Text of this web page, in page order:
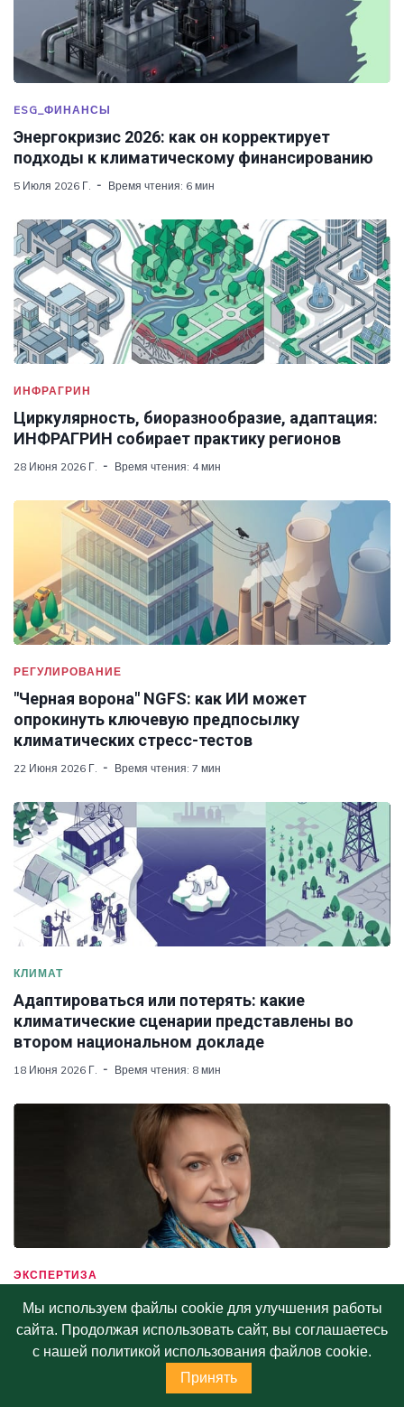
ESG_ФИНАНСЫ
Энергокризис 2026: как он корректирует
подходы к климатическому финансированию
5 Июля 2026 Г. Время чтения: 6 мин
ИНФРАГРИН
Циркулярность, биоразнообразие, адаптация:
ИНФРАГРИН собирает практику регионов
28 Июня 2026 Г. Время чтения: 4 мин
РЕГУЛИРОВАНИЕ
"Черная ворона" NGFS: как ИИ может
опрокинуть ключевую предпосылку
климатических стресс-тестов
22 Июня 2026 Г. Время чтения: 7 мин
КЛИМАТ
Адаптироваться или потерять: какие
климатические сценарии представлены во
втором национальном докладе
18 Июня 2026 Г. Время чтения: 8 мин
ЭКСПЕРТИЗА
Климатическая политика: как стандарты учета
программируют поведение бизнеса
8 Июня 2026 Г. Время чтения: 6 мин
Мы используем файлы cookie для улучшения работы
сайта. Продолжая использовать сайт, вы соглашаетесь
с нашей политикой использования файлов cookie.
Принять